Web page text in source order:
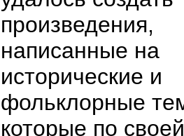
произведения,
написанные на
исторические и
фольклорные
которые по своей